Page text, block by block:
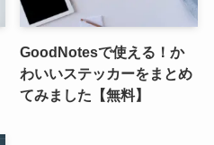
GoodNotesで使える！か
わいいステッカーをまとめ
てみました【無料】